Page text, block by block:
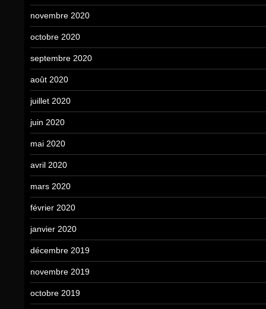
novembre 2020
octobre 2020
septembre 2020
août 2020
juillet 2020
juin 2020
mai 2020
avril 2020
mars 2020
février 2020
janvier 2020
décembre 2019
novembre 2019
octobre 2019